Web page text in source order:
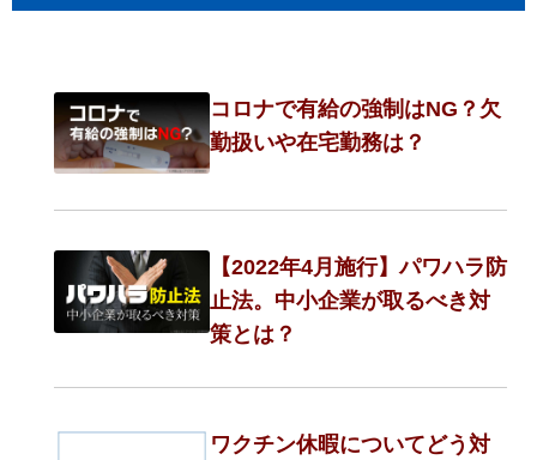
コロナで有給の強制はNG？欠
勤扱いや在宅勤務は？
【2022年4月施行】パワハラ防
止法。中小企業が取るべき対
策とは？
ワクチン休暇についてどう対